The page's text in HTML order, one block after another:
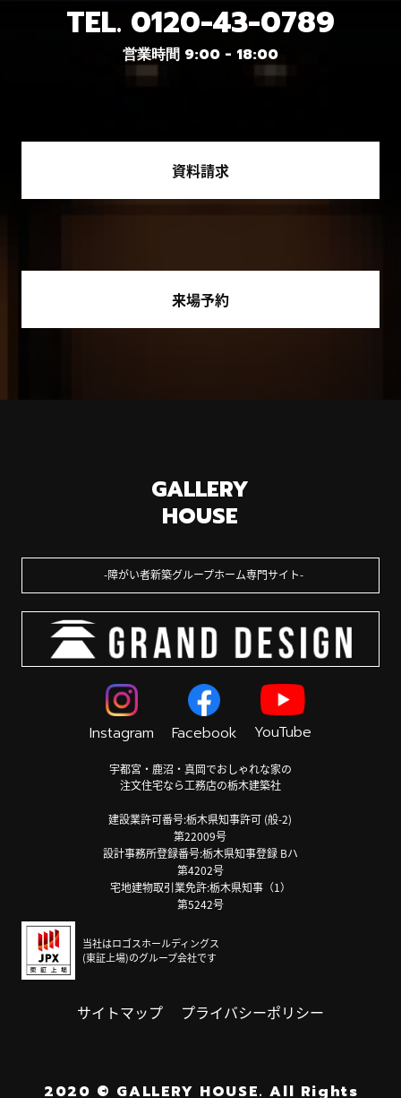
TEL. 0120-43-0789
営業時間 9:00 - 18:00
資料請求
来場予約
GALLERY
HOUSE
障がい者新築グループホーム専門サイト
Instagram Facebook YouTube
宇都宮・鹿沼・真岡でおしゃれな家の
注文住宅なら工務店の栃木建築社
建設業許可番号:栃木県知事許可 (般-2)
第22009号
設計事務所登録番号:栃木県知事登録 Bハ
第4202号
宅地建物取引業免許:栃木県知事（1）
第5242号
当社はロゴスホールディングス
(東証上場)のグループ会社です
サイトマップ プライバシーポリシー
2020 © GALLERY HOUSE. All Rights